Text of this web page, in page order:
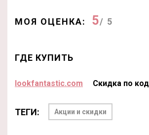
МОЯ ОЦЕНКА: 5/ 5
ГДЕ КУПИТЬ
lookfantastic.com Скидка по
ТЕГИ: Акции и скидки